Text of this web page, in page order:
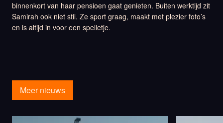
binnenkort van haar pensioen gaat genieten. Buiten werktijd zit
Samirah ook niet stil. Ze sport graag, maakt met plezier foto’s
en is altijd in voor een spelletje.
Meer nieuws